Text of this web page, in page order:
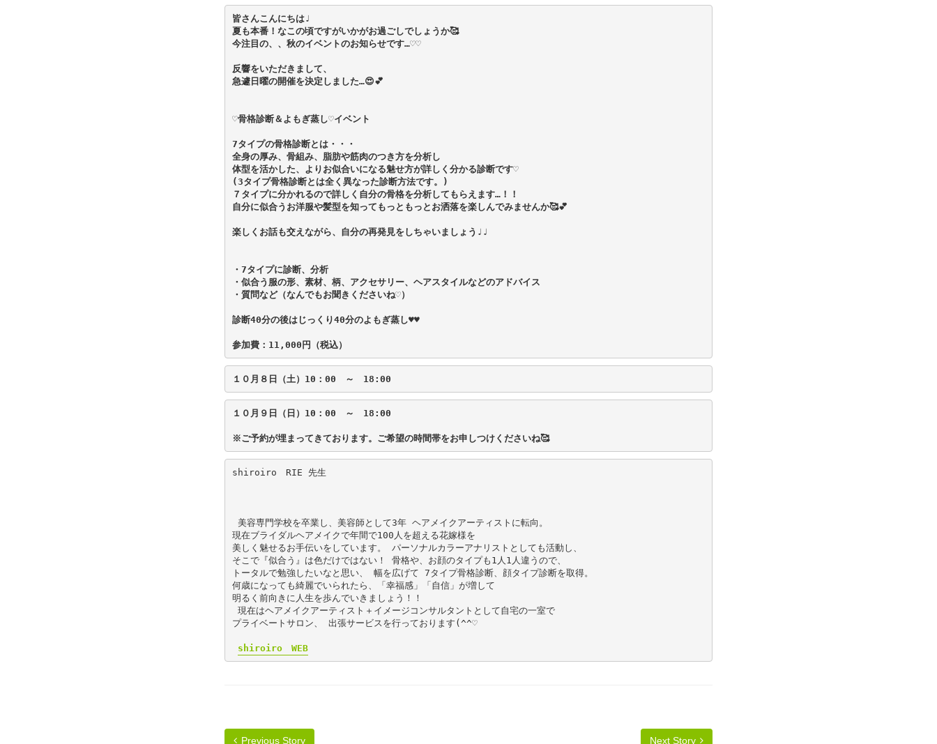
皆さんこんにちは♩
夏も本番！なこの頃ですがいかがお過ごしでしょうか🥰
今注目の、、秋のイベントのお知らせです…♡♡
反響をいただきまして、
急遽日曜の開催を決定しました…😍💕
♡骨格診断＆よもぎ蒸し♡イベント
7タイプの骨格診断とは・・・
全身の厚み、骨組み、脂肪や筋肉のつき方を分析し
体型を活かした、よりお似合いになる魅せ方が詳しく分かる診断です♡
(3タイプ骨格診断とは全く異なった診断方法です。)
７タイプに分かれるので詳しく自分の骨格を分析してもらえます…！！
自分に似合うお洋服や髪型を知ってもっともっとお洒落を楽しんでみませんか🥰💕
楽しくお話も交えながら、自分の再発見をしちゃいましょう♩♩
・7タイプに診断、分析
・似合う服の形、素材、柄、アクセサリー、ヘアスタイルなどのアドバイス
診断40分の後はじっくり40分のよもぎ蒸し♥♥
参加費：11,000円（税込）
１０月９日（日）10：00　～　18:00
※ご予約が埋まってきております。ご希望の時間帯をお申しつけくださいね🥰
shiroiro　RIE 先生
美容専門学校を卒業し、美容師として3年 ヘアメイクアーティストに転向。
現在ブライダルヘアメイクで年間で100人を超える花嫁様を
美しく魅せるお手伝いをしています。 パーソナルカラーアナリストとしても活動し、
そこで『似合う』は色だけではない！ 骨格や、お顔のタイプも1人1人違うので、
トータルで勉強したいなと思い、 幅を広げて 7タイプ骨格診断、顔タイプ診断を取得。
何歳になっても綺麗でいられたら、「幸福感」「自信」が増して
明るく前向きに人生を歩んでいきましょう！！
現在はヘアメイクアーティスト＋イメージコンサルタントとして自宅の一室で
プライベートサロン、 出張サービスを行っております(^^♡
shiroiro　WEB
Previous Story Next Story